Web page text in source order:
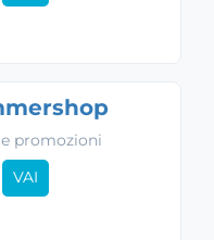
promozioni
VAI